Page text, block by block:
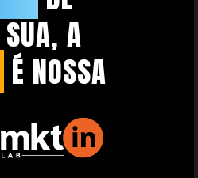
A
É NOSSA